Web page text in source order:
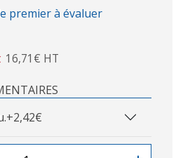
premier à évaluer
16,71€ HT
+2,42€